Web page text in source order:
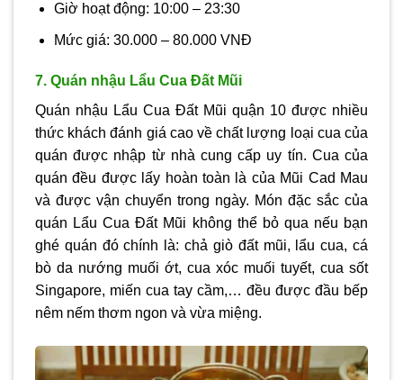
Giờ hoạt động: 10:00 – 23:30
Mức giá: 30.000 – 80.000 VNĐ
7. Quán nhậu Lẩu Cua Đất Mũi
Quán nhậu Lẩu Cua Đất Mũi quận 10 được nhiều
thức khách đánh giá cao về chất lượng loại cua của
quán được nhập từ nhà cung cấp uy tín. Cua của
quán đều được lấy hoàn toàn là của Mũi Cad Mau
và được vận chuyển trong ngày. Món đặc sắc của
quán Lẩu Cua Đất Mũi không thể bỏ qua nếu bạn
ghé quán đó chính là: chả giò đất mũi, lẩu cua, cá
bò da nướng muối ớt, cua xóc muối tuyết, cua sốt
Singapore, miến cua tay cầm,… đều được đầu bếp
nêm nếm thơm ngon và vừa miệng.